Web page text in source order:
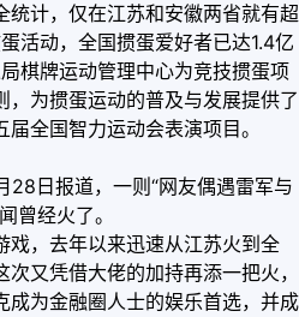
统计，仅在江苏和安徽两省就有超
活动，全国掼蛋爱好者已达1.4亿
棋牌运动管理中心为竞技掼蛋项
，为掼蛋运动的普及与发展提供了
全国智力运动会表演项目。
28日报道，一则“网友偶遇雷军与
曾经火了。
戏，去年以来迅速从江苏火到全
又凭借大佬的加持再添一把火，
成为金融圈人士的娱乐首选，并成